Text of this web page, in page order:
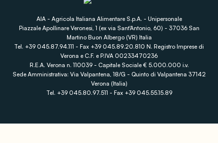
AIA - Agricola Italiana Alimentare S.p.A. - Unipersonale
Piazzale Apollinare Veronesi, 1 (ex via Sant'Antonio, 60) - 37036 San
Martino Buon Albergo (VR) Italia
Tel. +39 045.87.94.111 - Fax +39 045.89.20.810 N. Registro Imprese di
Verona e C.F. e P.IVA 00233470236
R.E.A. Verona n. 110039 - Capitale Sociale € 5.000.000 i.v.
Sede Amministrativa: Via Valpantena, 18/G - Quinto di Valpantena 37142
Verona (Italia)
Tel. +39 045.80.97.511 - Fax +39 045.55.15.89